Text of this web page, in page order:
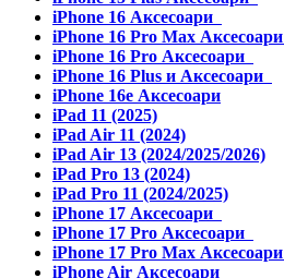
iPhone 16 Аксесоари
iPhone 16 Pro Max Аксесоари
iPhone 16 Pro Аксесоари
iPhone 16 Plus и Аксесоари
iPhone 16e Аксесоари
iPad 11 (2025)
iPad Air 11 (2024)
iPad Air 13 (2024/2025/2026)
iPad Pro 13 (2024)
iPad Pro 11 (2024/2025)
iPhone 17 Аксесоари
iPhone 17 Pro Аксесоари
iPhone 17 Pro Max Аксесоари
iPhone Air Аксесоари